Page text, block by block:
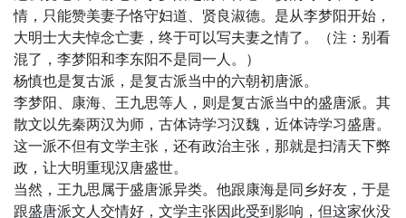
情，只能赞美妻子恪守妇道、贤良淑德。是从李梦阳开始，
大明士大夫悼念亡妻，终于可以写夫妻之情了。（注：别看
混了，李梦阳和李东阳不是同一人。）
杨慎也是复古派，是复古派当中的六朝初唐派。
李梦阳、康海、王九思等人，则是复古派当中的盛唐派。其
散文以先秦两汉为师，古体诗学习汉魏，近体诗学习盛唐。
这一派不但有文学主张，还有政治主张，那就是扫清天下弊
政，让大明重现汉唐盛世。
当然，王九思属于盛唐派异类。他跟康海是同乡好友，于是
跟盛唐派文人交情好，文学主张因此受到影响，但这家伙没